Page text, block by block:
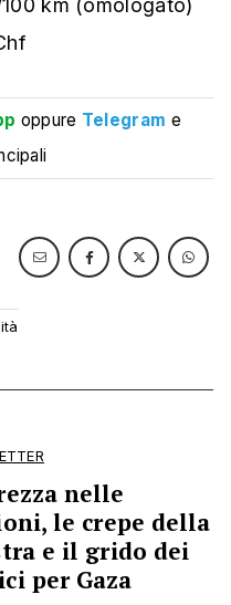
km (omologato)
oppure Telegram e
nelle
le crepe della
e il grido dei
per Gaza